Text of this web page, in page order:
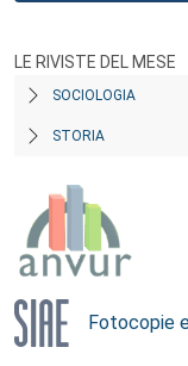
LE RIVISTE DEL MESE
SOCIOLOGIA
STORIA
Fotocopie